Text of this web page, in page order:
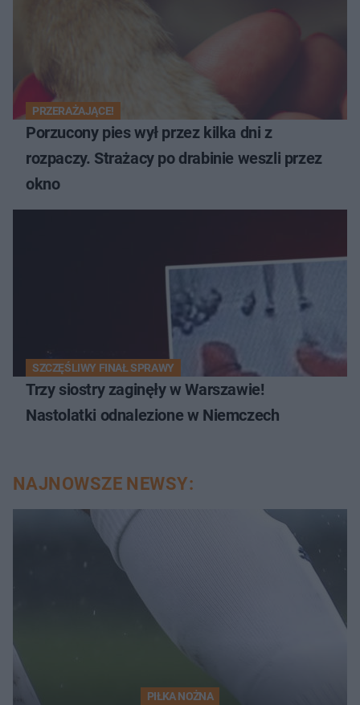
PRZERAŻAJĄCE!
Porzucony pies wył przez kilka dni z
rozpaczy. Strażacy po drabinie weszli przez
okno
SZCZĘŚLIWY FINAŁ SPRAWY
Trzy siostry zaginęły w Warszawie!
Nastolatki odnalezione w Niemczech
NAJNOWSZE NEWSY:
PIŁKA NOŻNA